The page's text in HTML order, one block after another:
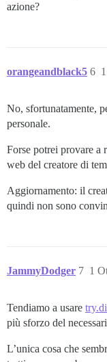
azione?
orangeandblack5 6
No, sfortunatamente,
personale.
Forse potrei provare a
web del creatore di
Aggiornamento: il
quindi non sono
JammyDodger 1
7
Tendiamo a usare
più sforzo del
L’unica cosa che